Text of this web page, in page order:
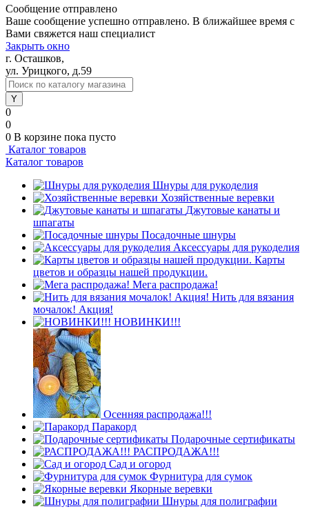
Сообщение отправлено
Ваше сообщение успешно отправлено. В ближайшее время с
Вами свяжется наш специалист
Закрыть окно
г. Осташков,
ул. Урицкого, д.59
0
0
0 В корзине пока пусто
Каталог товаров
Каталог товаров
Шнуры для рукоделия
Хозяйственные веревки
Джутовые канаты и
шпагаты
Посадочные шнуры
Аксессуары для рукоделия
Карты
цветов и образцы нашей продукции.
Мега распродажа!
Нить для вязания
мочалок! Акция!
НОВИНКИ!!!
Осенняя распродажа!!!
Паракорд
Подарочные сертификаты
РАСПРОДАЖА!!!
Сад и огород
Фурнитура для сумок
Якорные веревки
Шнуры для полиграфии